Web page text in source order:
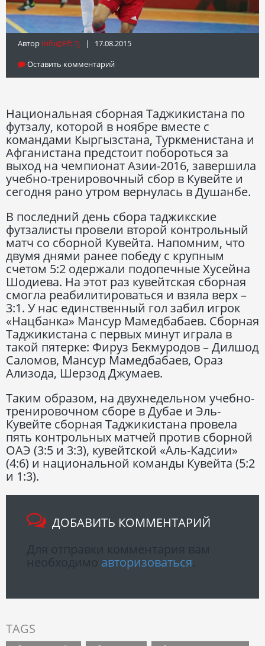
Автор Info@fft.tj | 17.08.2015
Оставить комментарий
Национальная сборная Таджикистана по
футзалу, которой в ноябре вместе с
командами Кыргызстана, Туркменистана и
Афганистана предстоит побороться за
выход на чемпионат Азии-2016, завершила
учебно-тренировочный сбор в Кувейте и
сегодня рано утром вернулась в Душанбе.
В последний день сбора таджикские
футзалисты провели второй контрольный
матч со сборной Кувейта. Напомним, что
двумя днями ранее победу с крупным
счетом 5:2 одержали подопечные Хусейна
Шодиева. На этот раз кувейтская сборная
смогла реабилитироваться и взяла верх –
3:1. У нас единственный гол забил игрок
«Нацбанка» Мансур Мамедбабаев. Сборная
Таджикистана с первых минут играла в
такой пятерке: Фируз Бекмуродов – Дилшод
Саломов, Мансур Мамедбабаев, Ораз
Ализода, Шерзод Джумаев.
Таким образом, на двухнедельном учебно-
тренировочном сборе в Дубае и Эль-
Кувейте сборная Таджикистана провела
пять контрольных матчей против сборной
ОАЭ (3:5 и 3:3), кувейтской «Аль-Кадсии»
(4:6) и национальной команды Кувейта (5:2
и 1:3).
ДОБАВИТЬ КОММЕНТАРИЙ
авторизоваться
TAGS